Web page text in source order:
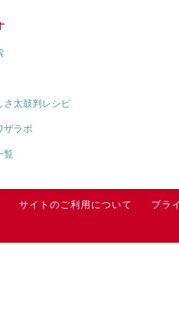
さ太鼓判レシピ
ザラボ
覧
サイトのご利用について プラ